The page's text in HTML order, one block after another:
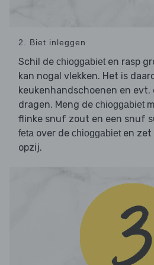
2. Biet inleggen
Schil de chioggabieten rasp
kan nogal vlekken. Het is
keukenhandschoenen en
dragen. Meng de chioggabiet
flinke snuf zout en een snuf
feta over de chioggabieten zet
opzij.